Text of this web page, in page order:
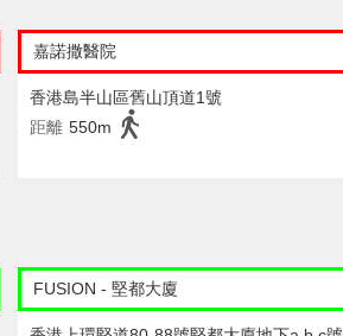
嘉諾撒醫院
香港島半山區舊山頂道1號
距離 550m
FUSION - 堅都大廈